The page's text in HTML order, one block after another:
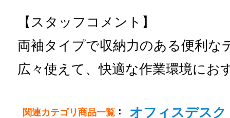
【スタッフコメント】
両袖タイプで収納力のある便利な
広々使えて、快適な作業環境にお
関連カテゴリ商品一覧 ： オフィスデスク